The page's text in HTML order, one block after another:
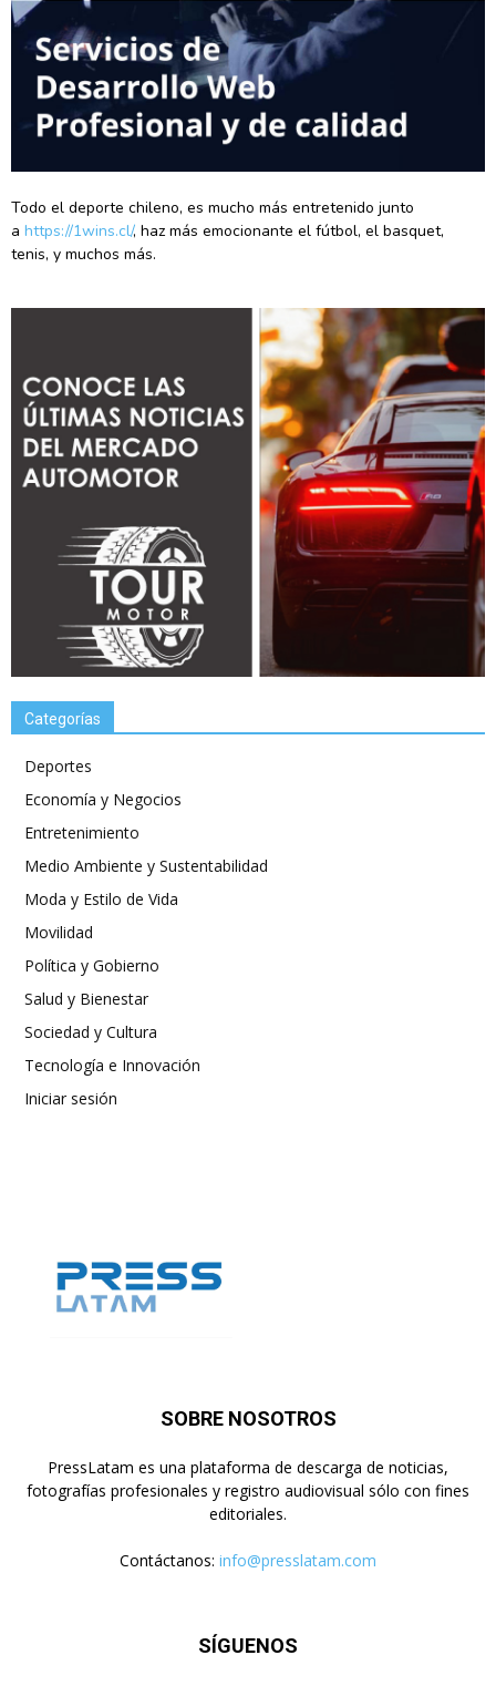
Todo el deporte chileno, es mucho más entretenido junto
a https://1wins.cl/, haz más emocionante el fútbol, el basquet,
tenis, y muchos más.
Categorías
Deportes
Economía y Negocios
Entretenimiento
Medio Ambiente y Sustentabilidad
Moda y Estilo de Vida
Movilidad
Política y Gobierno
Salud y Bienestar
Sociedad y Cultura
Tecnología e Innovación
Iniciar sesión
SOBRE NOSOTROS
PressLatam es una plataforma de descarga de noticias,
fotografías profesionales y registro audiovisual sólo con fines
editoriales.
Contáctanos: info@presslatam.com
SÍGUENOS